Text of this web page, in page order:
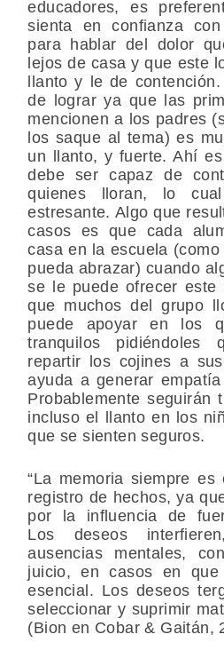
educadores, es
sienta en confianza
para hablar del dolor
lejos de casa y que este
llanto y le de
de lograr ya que las
mencionen a los padres
los saque al tema) es
un llanto, y fuerte. Ahí
debe ser capaz de
quienes lloran, lo
estresante. Algo que
casos es que cada
casa en la escuela
pueda abrazar) cuando
se le puede ofrecer este
que muchos del grupo
puede apoyar en los
tranquilos
repartir los cojines a
ayuda a generar
Probablemente seguirán
incluso el llanto en los
que se sienten seguros.
“La memoria siempre es
registro de hechos, ya
por la influencia de
Los deseos
ausencias mentales,
juicio, en casos en
esencial. Los deseos
seleccionar y suprimir
(Bion en Cobar & Gaitán,